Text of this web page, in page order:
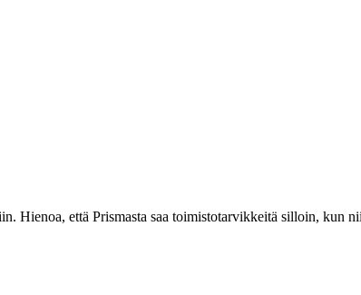
että Prismasta saa toimistotarvikkeitä silloin, kun